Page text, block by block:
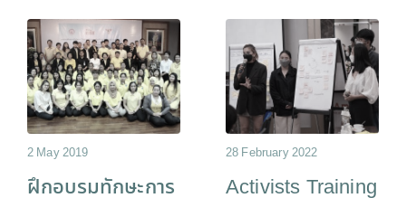
2 May 2019
ฝึกอบรมทักษะการ
28 February 2022
Activists Training